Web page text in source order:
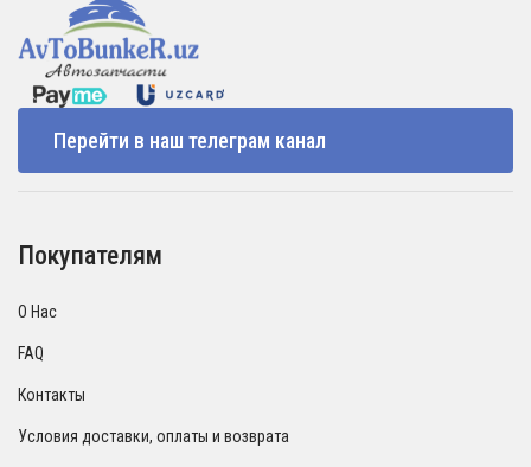
Перейти в наш телеграм канал
Покупателям
О Нас
FAQ
Контакты
Условия доставки, оплаты и возврата